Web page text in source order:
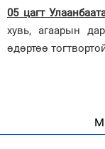
05 цагт
хувь, агаарын
өдөртөө